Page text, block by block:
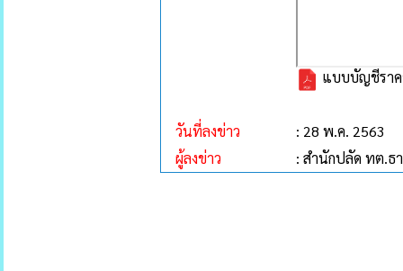
แบบบัญชีราค
วันที่ลงข่าว
: 28 พ.ค. 2563
ผู้ลงข่าว
: สำนักปลัด ทต.ธ